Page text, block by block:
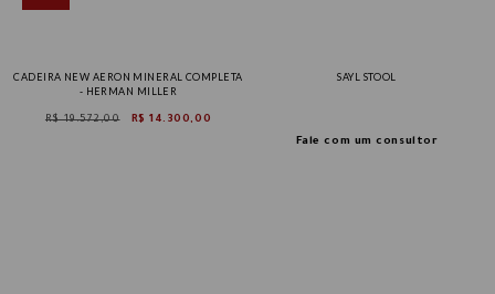
CADEIRA NEW AERON MINERAL COMPLETA
- HERMAN MILLER
R$ 19.572,00 R$ 14.300,00
SAYL STOOL
Fale com um consultor